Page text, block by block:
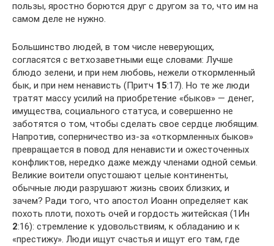
пользы, яростно борются друг с другом за то, что им на
самом деле не нужно.
Большинство людей, в том числе неверующих,
согласятся с ветхозаветными еще словами: Лучше
блюдо зелени, и при нем любовь, нежели откормленный
бык, и при нем ненависть (Притч 15:17). Но те же люди
тратят массу усилий на приобретение «быков» — денег,
имущества, социального статуса, и совершенно не
заботятся о том, чтобы сделать свое сердце любящим.
Напротив, соперничество из-за «откормленных быков»
превращается в повод для ненависти и ожесточенных
конфликтов, нередко даже между членами одной семьи.
Великие воители опустошают целые континенты,
обычные люди разрушают жизнь своих близких, и
зачем? Ради того, что апостол Иоанн определяет как
похоть плоти, похоть очей и гордость житейская (1Ин
2:16): стремление к удовольствиям, к обладанию и к
«престижу». Люди ищут счастья и ищут его там, где